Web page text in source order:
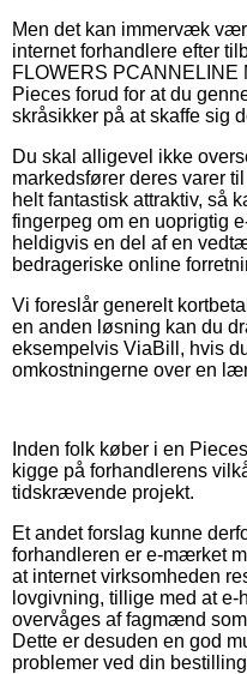
Men det kan immervæk
internet forhandlere efter
FLOWERS PCANNELINE
Pieces forud for at du
skråsikker på at skaffe sig
Du skal alligevel ikke
markedsfører deres varer
helt fantastisk attraktiv, så
fingerpeg om en uoprigtig
heldigvis en del af en
bedrageriske online
Vi foreslår generelt
en anden løsning kan du
eksempelvis ViaBill, hvis
omkostningerne over en
Inden folk køber i en
kigge på forhandlerens
tidskrævende projekt.
Et andet forslag kunne
forhandleren er e-mærket
at internet virksomheden
lovgivning, tillige med at
overvåges af fagmænd
Dette er desuden en god
problemer ved din